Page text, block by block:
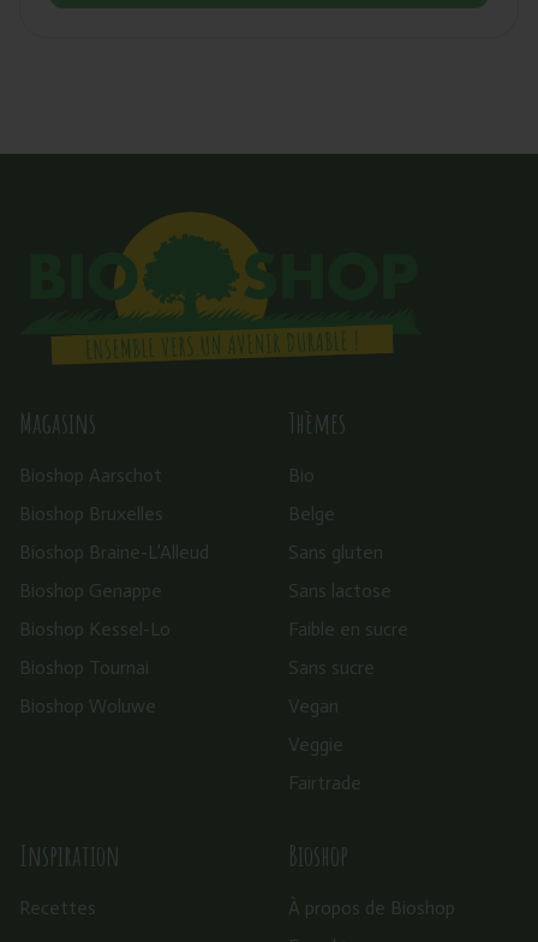
Magasins
Bioshop Aarschot
Bioshop Bruxelles
Bioshop Braine-L’Alleud
Bioshop Genappe
Bioshop Kessel-Lo
Bioshop Tournai
Bioshop Woluwe
Thèmes
Bio
Belge
Sans gluten
Sans lactose
Faible en sucre
Sans sucre
Vegan
Veggie
Fairtrade
Inspiration
Recettes
Bioshop
À propos de Bioshop